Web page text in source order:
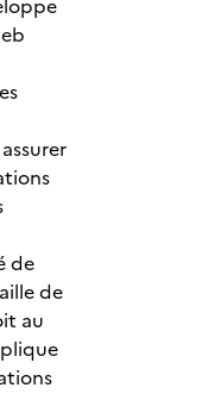
de
de
au